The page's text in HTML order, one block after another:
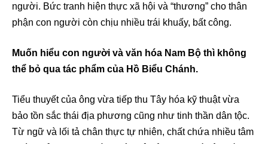
người. Bức tranh hiện thực xã hội và “thương” cho thân
phận con người còn chịu nhiều trái khuấy, bất công.
Muốn hiểu con người và văn hóa Nam Bộ thì không
thể bỏ qua tác phẩm của Hồ Biểu Chánh.
Tiểu thuyết của ông vừa tiếp thu Tây hóa kỹ thuật vừa
bảo tồn sắc thái địa phương cũng như tinh thần dân tộc.
Từ ngữ và lối tả chân thực tự nhiên, chất chứa nhiều tâm